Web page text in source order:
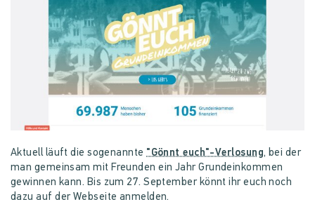
Aktuell läuft die sogenannte"Gönnt euch"-Verlosung, bei der
man gemeinsam mit Freunden ein Jahr Grundeinkommen
gewinnen kann. Bis zum 27. September könnt ihr euch noch
dazu auf der Webseite anmelden.